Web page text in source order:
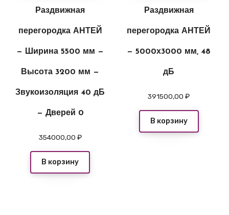
Раздвижная
перегородка АНТЕЙ
— Ширина 5500 мм —
Высота 3200 мм —
Звукоизоляция 40 дБ
— Дверей 0
354000,00 ₽
В корзину
Раздвижная
перегородка АНТЕЙ
— 5000х3000 мм, 48
дБ
391500,00₽
В корзину